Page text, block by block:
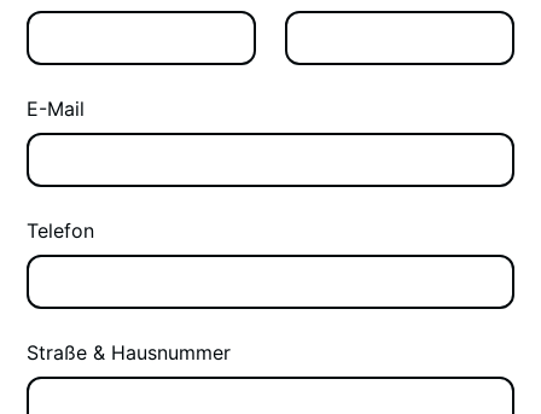
E-Mail
Telefon
Straße & Hausnummer